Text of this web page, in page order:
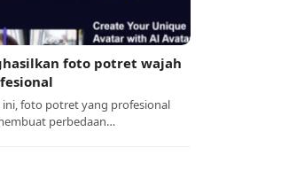
foto potret wajah
ini, foto potret yang profesional
perbedaan…